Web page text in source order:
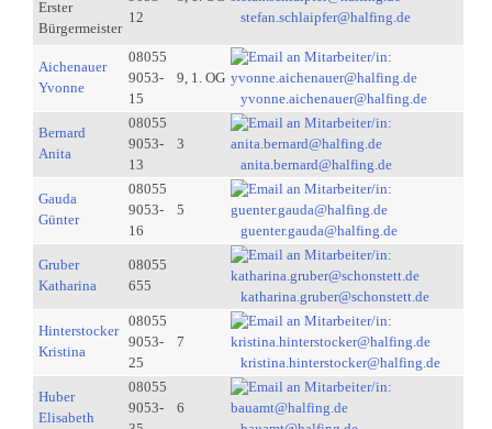
Erster
Bürgermeister
12
stefan.schlaipfer@halfing.de
Aichenauer
Yvonne
08055
9053-
15
9, 1. OG
yvonne.aichenauer@halfing.de
Bernard
Anita
08055
9053-
13
3
anita.bernard@halfing.de
Gauda
Günter
08055
9053-
16
5
guenter.gauda@halfing.de
Gruber
Katharina
08055
655
katharina.gruber@schonstett.de
Hinterstocker
Kristina
08055
9053-
25
7
kristina.hinterstocker@halfing.de
Huber
Elisabeth
08055
9053-
6